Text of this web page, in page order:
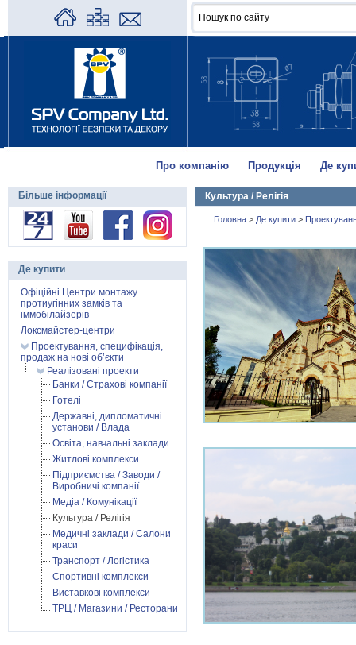
Про компанію Продукція Де
Культура / Релігія
Головна > Де купити >
Більше інформації
Де купити
Офіційні Центри монтажу
протиугінних замків та
іммобілайзерів
Локсмайстер-центри
Проектування, специфікація,
продаж на нові об’єкти
Реалізовані проекти
Банки / Страхові компанії
Готелі
Державні, дипломатичні
установи / Влада
Освіта, навчальні заклади
Житлові комплекси
Підприємства / Заводи /
Виробничі компанії
Медіа / Комунікації
Культура / Релігія
Медичні заклади / Салони
краси
Транспорт / Логістика
Спортивні комплекси
Виставкові комплекси
ТРЦ / Магазини / Ресторани